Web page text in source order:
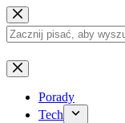
Przejdź
do
treści
Brak
wyników
Porady
Tech